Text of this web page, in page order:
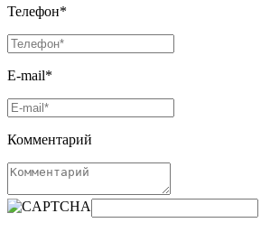
Телефон*
E-mail*
Комментарий